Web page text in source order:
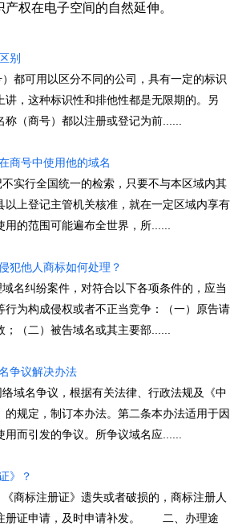
权在电子空间的自然延伸。
别
都可用以区分不同的公司，具有一定的标识
讲，这种标识性和排他性都是无限期的。另
称（商号）都以注册或登记为前......
商号中使用他的域名
实行全国统一的检索，只要不与本区域内其
以上登记主管机关核准，就在一定区域内享有
用的范围可能遍布全世界，所......
犯他人商标如何处理？
纠纷案件，对符合以下各项条件的，应当
行为构成侵权或者不正当竞争：（一）原告请
；（二）被告域名或其主要部......
争议解决办法
域名争议，根据有关法律、行政法规及《中
的规定，制订本办法。第二条本办法适用于因
用而引发的争议。所争议域名应......
》？
册证》遗失或者破损的，商标注册人
册证申请，及时申请补发。 二、办理途